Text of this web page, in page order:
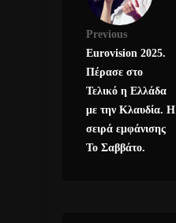
Previous
Eurovision 2025.
Πέρασε στο
Τελικό η Ελλάδα
με την Κλαυδία. Η
σειρά εμφάνισης
Το Σαββάτο.